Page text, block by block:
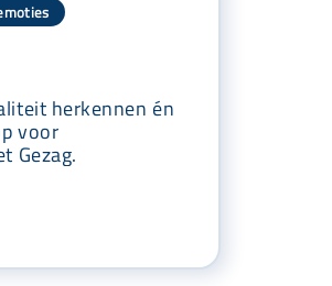
herkennen én
voor
Gezag.